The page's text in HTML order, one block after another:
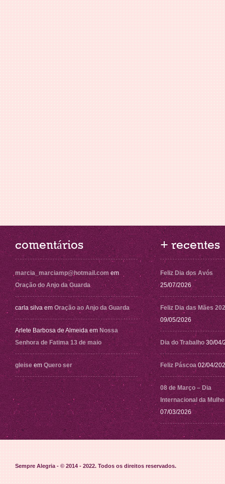
comentários
marcia_marciamp@hotmail.com em
Oração do Anjo da Guarda
carla silva em Oração ao Anjo da Guarda
Arlete Barbosa de Almeida em Nossa
Senhora de Fatima 13 de maio
gleise em Quero ser
+ recentes
Feliz Dia dos Avós
25/07/2026
Feliz Dia das Mães
09/05/2026
Dia do Trabalho 30/04/
Feliz Páscoa 02/04/
08 de Março – Dia
Internacional da
07/03/2026
Sempre Alegria - © 2014 - 2022. Todos os direitos reservados.